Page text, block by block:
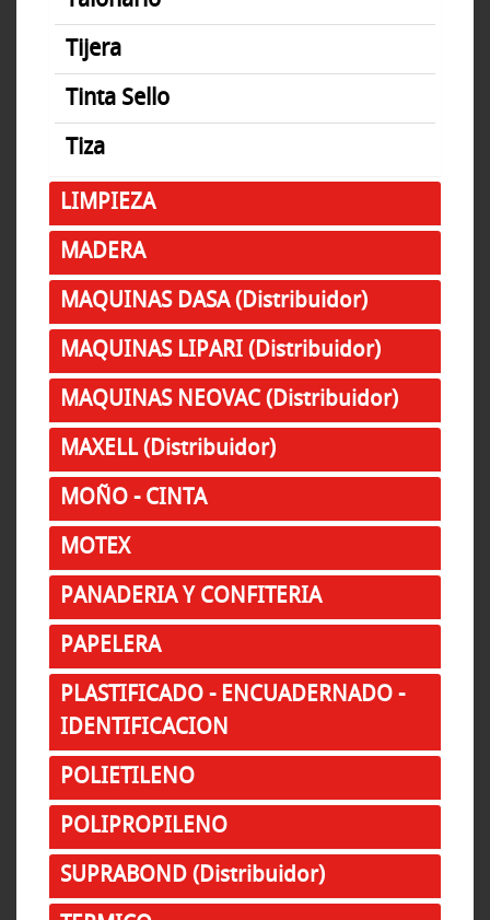
Tijera
Tinta Sello
Tiza
LIMPIEZA
MADERA
MAQUINAS DASA (Distribuidor)
MAQUINAS LIPARI (Distribuidor)
MAQUINAS NEOVAC (Distribuidor)
MAXELL (Distribuidor)
MOÑO - CINTA
MOTEX
PANADERIA Y CONFITERIA
PAPELERA
PLASTIFICADO - ENCUADERNADO -
IDENTIFICACION
POLIETILENO
POLIPROPILENO
SUPRABOND (Distribuidor)